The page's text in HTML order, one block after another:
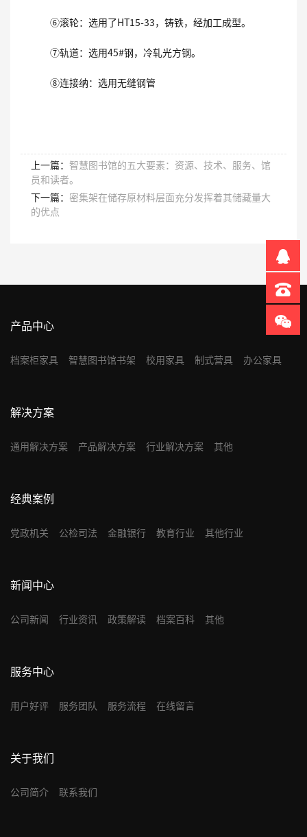
⑥滚轮：选用了HT15-33，铸铁，经加工成型。
⑦轨道：选用45#钢，冷轧光方钢。
⑧连接纳：选用无缝钢管
上一篇： 智慧图书馆的五大要素：资源、技术、服务、馆
员和读者。
下一篇： 密集架在储存原材料层面充分发挥着其储藏量大
的优点
产品中心
档案柜家具 智慧图书馆书架 校用家具 制式营具 办公家具
解决方案
通用解决方案 产品解决方案 行业解决方案 其他
经典案例
党政机关 公检司法 金融银行 教育行业 其他行业
新闻中心
公司新闻 行业资讯 政策解读 档案百科 其他
服务中心
用户好评 服务团队 服务流程 在线留言
关于我们
公司简介 联系我们